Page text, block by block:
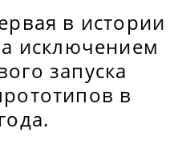
в истории
исключением
запуска
в